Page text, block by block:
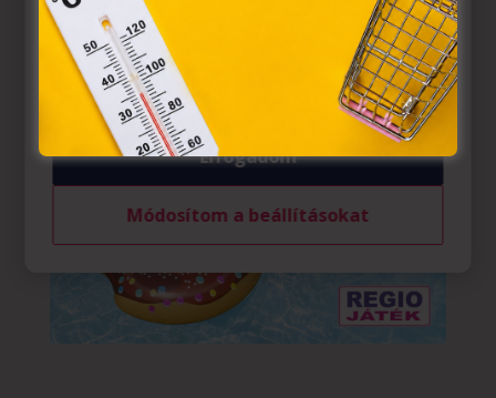
Azon weblapoknak, melyek az Európai Unió országain
belül működnek, a „sütik" használatához, és ezeknek a
felhasználó számítógépén vagy egyéb eszközén történő
tárolásához a felhasználók hozzájárulását kell kérniük.
Elfogadom
Módosítom a beállításokat